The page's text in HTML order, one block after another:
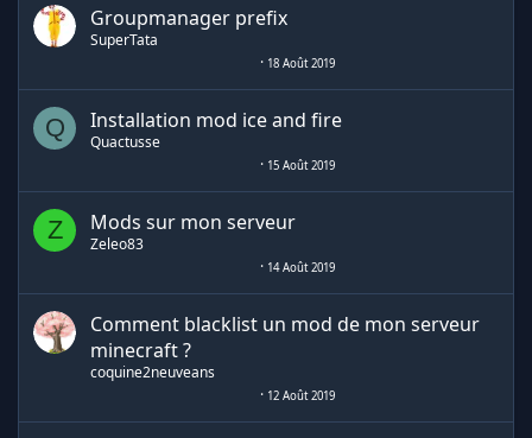
Groupmanager prefix
SuperTata
18 Août 2019
Q Installation mod ice and fire
Quactusse
15 Août 2019
Z Mods sur mon serveur
Zeleo83
14 Août 2019
Comment blacklist un mod de mon serveur
minecraft ?
coquine2neuveans
12 Août 2019